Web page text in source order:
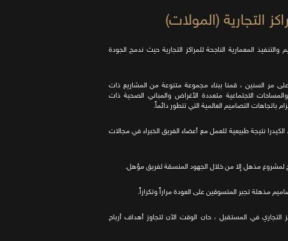
التجارية (المولات)
المعمارية الناجحة للمراكز التجارية حيث ندمج الجودة
على مر السنين ، قمنا ببناء مجموعة متنوعة من المشاريع ذات
الاجتماعية متعددة الأغراض والمباني الصحية ذات
باتجاهات التصاميم العالمية التي تتطور دائماً.
الكيدرا نتيجة طبيعية للعمل مع أعضاء الفريق الخبراء في مجالات
لمشروع مذهل إلا من خلال الجهود المنسقة لفريق مؤهل.
مذهلة تجبر المتسوقين على العودة مراراً وتكراراً.
التجاري في المستقبل ، حان الوقت الآن لتجاوز أهداف أرباح